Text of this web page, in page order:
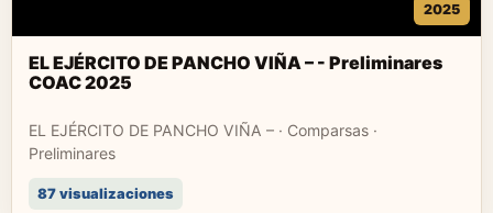
2025
EL EJÉRCITO DE PANCHO VIÑA – - Preliminares
COAC 2025
EL EJÉRCITO DE PANCHO VIÑA – · Comparsas ·
Preliminares
87 visualizaciones